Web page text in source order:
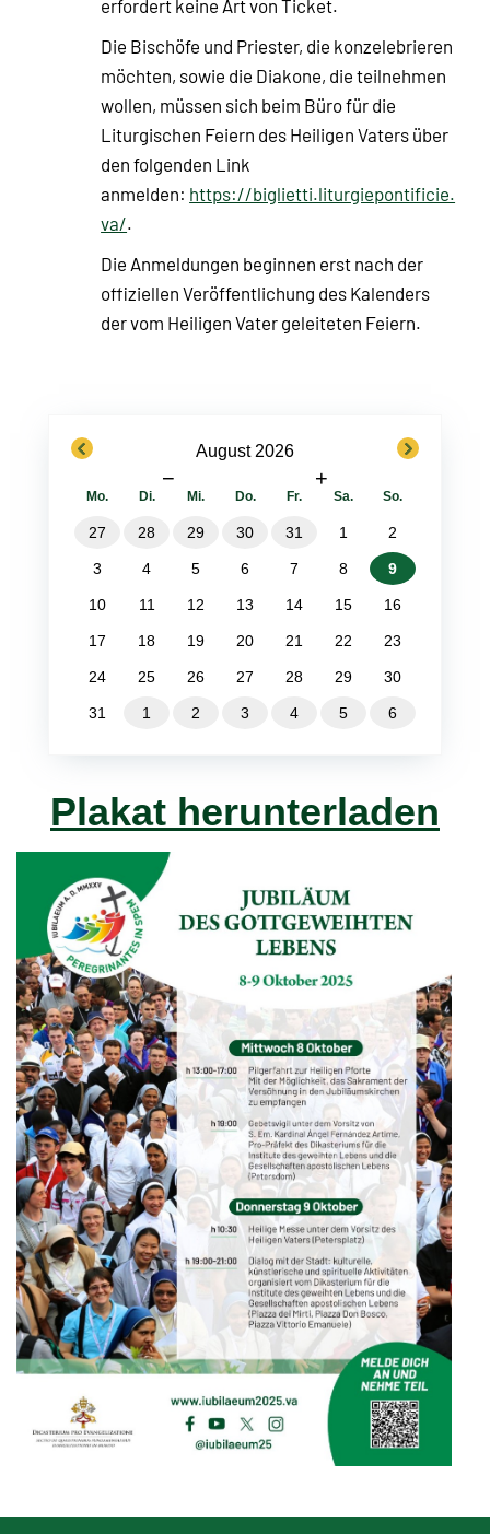
erfordert keine Art von Ticket.
Die Bischöfe und Priester, die konzelebrieren
möchten, sowie die Diakone, die teilnehmen
wollen, müssen sich beim Büro für die
Liturgischen Feiern des Heiligen Vaters über
den folgenden Link
anmelden: https://biglietti.liturgiepontificie.
va/.
Die Anmeldungen beginnen erst nach der
offiziellen Veröffentlichung des Kalenders
der vom Heiligen Vater geleiteten Feiern.
previous August 2026
− +
next
Mo. Di. Mi. Do. Fr. Sa. So.
27 28 29 30 31 1 2
3 4 5 6 7 8 9
10 11 12 13 14 15 16
17 18 19 20 21 22 23
24 25 26 27 28 29 30
31 1 2 3 4 5 6
Plakat herunterladen